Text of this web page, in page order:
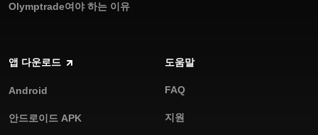
Olymptrade여야 하는 이유
앱 다운로드
Android
안드로이드 APK
도움말
FAQ
지원